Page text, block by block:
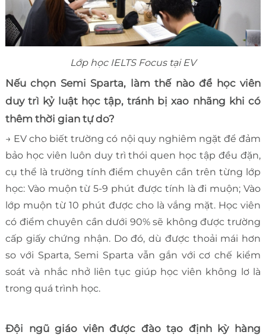
Lớp học IELTS Focus tại EV
Nếu chọn Semi Sparta, làm thế nào để học viên
duy trì kỷ luật học tập, tránh bị xao nhãng khi có
thêm thời gian tự do?
→ EV cho biết trường có nội quy nghiêm ngặt để đảm
bảo học viên luôn duy trì thói quen học tập đều đặn,
cụ thể là trường tính điểm chuyên cần trên từng lớp
học: Vào muộn từ 5-9 phút được tính là đi muộn; Vào
lớp muộn từ 10 phút được cho là vắng mặt. Học viên
có điểm chuyên cần dưới 90% sẽ không được trường
cấp giấy chứng nhận. Do đó, dù được thoải mái hơn
so với Sparta, Semi Sparta vẫn gắn với cơ chế kiểm
soát và nhắc nhở liên tục giúp học viên không lơ là
trong quá trình học.
Đội ngũ giáo viên được đào tạo định kỳ hàng